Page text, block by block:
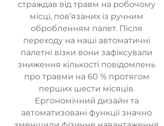
страждав від травм на робочому
місці, пов’язаних із ручним
обробленням палет. Після
переходу на наші автоматичні
палетні візки вони зафіксували
зниження кількості повідомлень
про травми на 60 % протягом
перших шести місяців.
Ергономічний дизайн та
автоматизовані функції значно